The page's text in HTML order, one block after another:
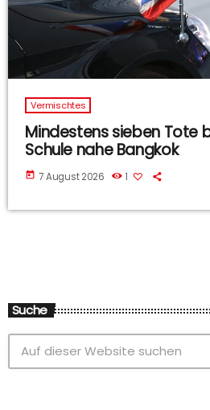
Vermischtes
Mindestens sieben Tote
Schule nahe Bangkok
today 7 August 2026 1
Suche